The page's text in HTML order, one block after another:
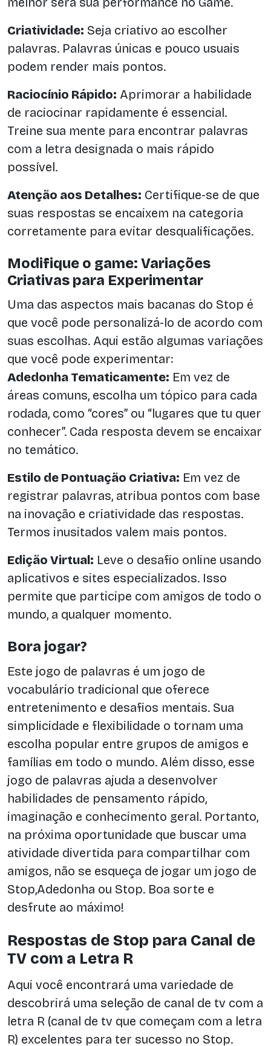
Criatividade: Seja criativo ao escolher
palavras. Palavras únicas e pouco usuais
podem render mais pontos.
Raciocínio Rápido: Aprimorar a habilidade
de raciocinar rapidamente é essencial.
Treine sua mente para encontrar palavras
com a letra designada o mais rápido
possível.
Atenção aos Detalhes: Certifique-se de que
suas respostas se encaixem na categoria
corretamente para evitar desqualificações.
Modifique o game: Variações
Criativas para Experimentar
Uma das aspectos mais bacanas do Stop é
que você pode personalizá-lo de acordo com
suas escolhas. Aqui estão algumas variações
que você pode experimentar:
Adedonha Tematicamente: Em vez de
áreas comuns, escolha um tópico para cada
rodada, como “cores” ou “lugares que tu quer
conhecer”. Cada resposta devem se encaixar
no temático.
Estilo de Pontuação Criativa: Em vez de
registrar palavras, atribua pontos com base
na inovação e criatividade das respostas.
Termos inusitados valem mais pontos.
Edição Virtual: Leve o desafio online usando
aplicativos e sites especializados. Isso
permite que participe com amigos de todo o
mundo, a qualquer momento.
Bora jogar?
Este jogo de palavras é um jogo de
vocabulário tradicional que oferece
entretenimento e desafios mentais. Sua
simplicidade e flexibilidade o tornam uma
escolha popular entre grupos de amigos e
famílias em todo o mundo. Além disso, esse
jogo de palavras ajuda a desenvolver
habilidades de pensamento rápido,
imaginação e conhecimento geral. Portanto,
na próxima oportunidade que buscar uma
atividade divertida para compartilhar com
amigos, não se esqueça de jogar um jogo de
Stop,Adedonha ou Stop. Boa sorte e
desfrute ao máximo!
Respostas de Stop para Canal de
TV com a Letra R
Aqui você encontrará uma variedade de
descobrirá uma seleção de canal de tv com a
letra R (canal de tv que começam com a letra
R) excelentes para ter sucesso no Stop.